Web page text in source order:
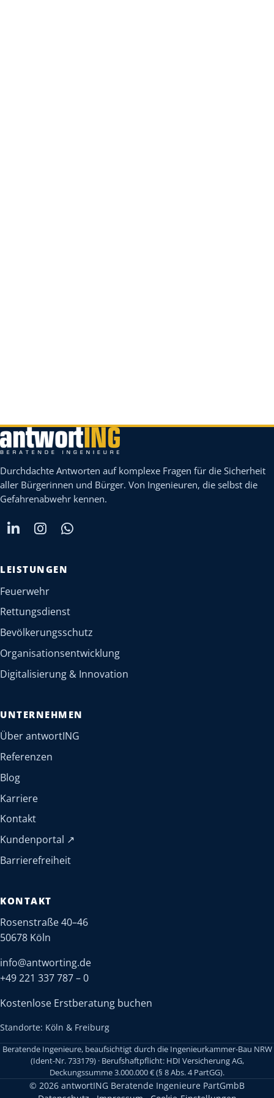
Durchdachte Antworten auf komplexe Fragen für die Sicherheit
aller Bürgerinnen und Bürger. Von Ingenieuren, die selbst die
Gefahrenabwehr kennen.
LEISTUNGEN
Feuerwehr
Rettungsdienst
Bevölkerungsschutz
Organisationsentwicklung
Digitalisierung & Innovation
UNTERNEHMEN
Über antwortING
Referenzen
Blog
Karriere
Kontakt
Kundenportal ↗
Barrierefreiheit
KONTAKT
Rosenstraße 40–46
50678 Köln
info@antworting.de
+49 221 337 787 – 0
Kostenlose Erstberatung buchen
Standorte: Köln & Freiburg
Beratende Ingenieure, beaufsichtigt durch die Ingenieurkammer-Bau NRW
(Ident-Nr. 733179) · Berufshaftpflicht: HDI Versicherung AG,
Deckungssumme 3.000.000 € (§ 8 Abs. 4 PartGG).
© 2026 antwortING Beratende Ingenieure PartGmbB